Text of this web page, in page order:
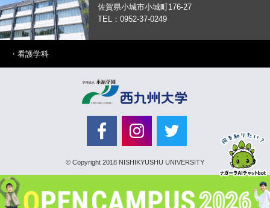
佐賀県小城市小城町176-27
TEL：0952-37-0249
・ 看護学科
© Copyright 2018 NISHIKYUSHU UNIVERSITY